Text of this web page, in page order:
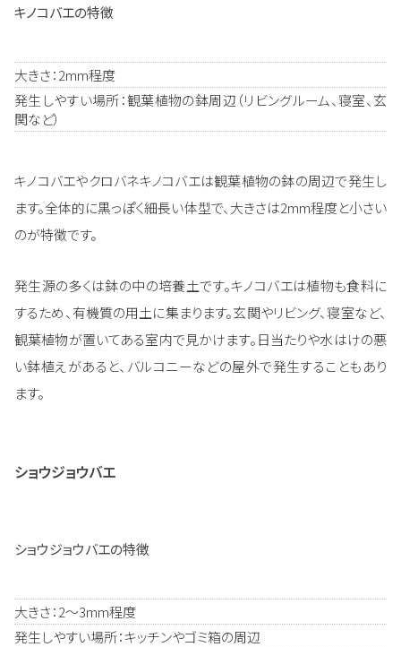
キノコバエの特徴
大きさ：2mm程度
発生しやすい場所：観葉植物の鉢周辺（リビングルーム、寝室、玄
関など）
キノコバエやクロバネキノコバエは観葉植物の鉢の周辺で発生し
ます。全体的に黒っぽく細長い体型で、大きさは2mm程度と小さい
のが特徴です。
発生源の多くは鉢の中の培養土です。キノコバエは植物も食料に
するため、有機質の用土に集まります。玄関やリビング、寝室など、
観葉植物が置いてある室内で見かけます。日当たりや水はけの悪
い鉢植えがあると、バルコニーなどの屋外で発生することもあり
ます。
ショウジョウバエ
ショウジョウバエの特徴
大きさ：2～3mm程度
発生しやすい場所：キッチンやゴミ箱の周辺